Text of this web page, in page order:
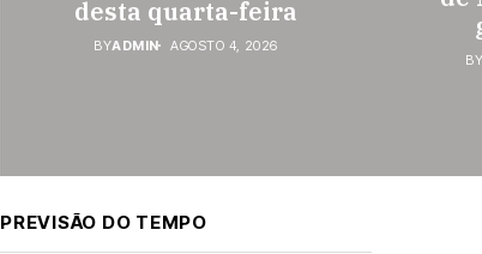
desta quarta-feira
BYADMIN AGOSTO 4, 2026
PREVISÃO DO TEMPO